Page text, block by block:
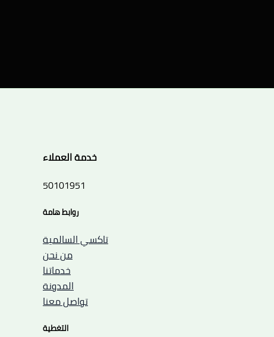
خدمة العملاء
50101951
روابط هامة
تاكسي السالمية
من نحن
خدماتنا
المدونة
تواصل معنا
التغطية